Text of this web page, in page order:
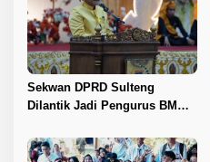
Sekwan DPRD Sulteng
Dilantik Jadi Pengurus BMA